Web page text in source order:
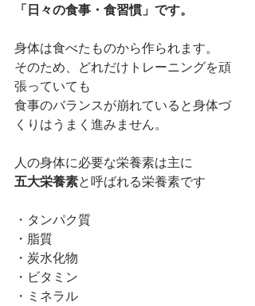
「日々の食事・食習慣」です。
身体は食べたものから作られます。
そのため、どれだけトレーニングを頑
張っていても
食事のバランスが崩れていると身体づ
くりはうまく進みません。
人の身体に必要な栄養素は主に
五大栄養素と呼ばれる栄養素です
・タンパク質
・脂質
・炭水化物
・ビタミン
・ミネラル